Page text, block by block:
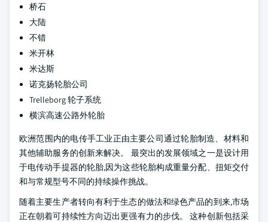
桥石
大陆
不错
米开林
米达斯
诺克扬轮胎公司
Trelleborg 轮子系统
横滨高速公路外轮胎
欧洲范围内的电传手工业正由主要公司通过轮胎制造、材料和
其他辅助服务的创新来解决。 最突出的发展领域之一是设计用
于电传动手提器的轮胎,因为这些轮胎构成重量分配、扭矩交付
和与常规型号不同的持续操作挑战。
随着主要生产者转向有利于生态的做法和绿色产品的到来,市场
正在朝着可持续性方向迈出更强有力的步伐。 这种创新包括采